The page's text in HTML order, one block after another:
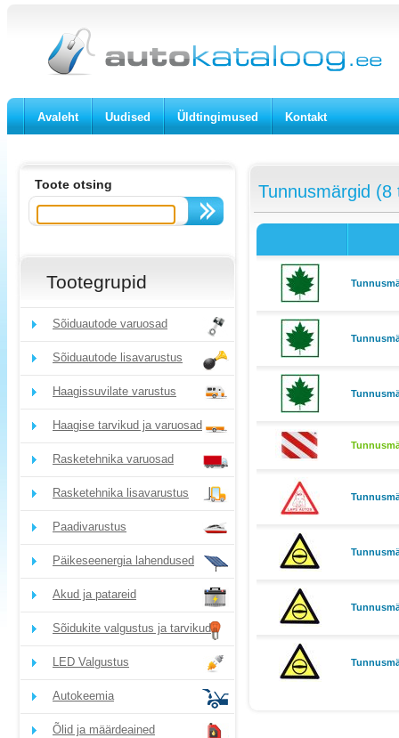
Avaleht Uudised Üldtingimused Kontakt
Toote otsing
Tootegrupid
Sõiduautode varuosad
Sõiduautode lisavarustus
Haagissuvilate varustus
Haagise tarvikud ja varuosad
Rasketehnika varuosad
Rasketehnika lisavarustus
Paadivarustus
Päikeseenergia lahendused
Akud ja patareid
Sõidukite valgustus ja tarvikud
LED Valgustus
Autokeemia
Õlid ja määrdeained
Tunnusmärgid (8